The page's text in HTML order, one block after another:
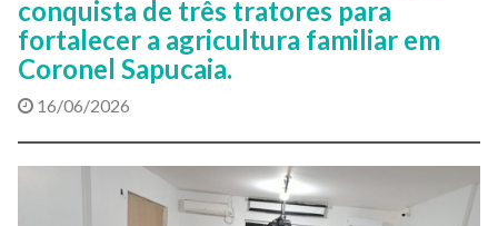
conquista de três tratores para
fortalecer a agricultura familiar em
Coronel Sapucaia.
16/06/2026